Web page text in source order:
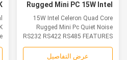
Rugged Mini PC 15W Intel
Celeron لدفع كشك
15W Intel Celeron Quad Core
Rugged Mini Pc Quiet Noise
RS232 RS422 RS485 FEATURES
1. The aluminum...
عرض التفاصيل